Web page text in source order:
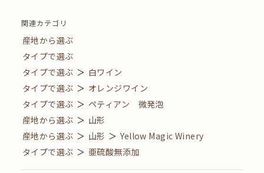
関連カテゴリ
産地から選ぶ
タイプで選ぶ
タイプで選ぶ ＞ 白ワイン
タイプで選ぶ ＞ オレンジワイン
タイプで選ぶ ＞ ペティアン 微発泡
産地から選ぶ ＞ 山形
産地から選ぶ ＞ 山形 ＞ Yellow Magic Winery
タイプで選ぶ ＞ 亜硫酸無添加